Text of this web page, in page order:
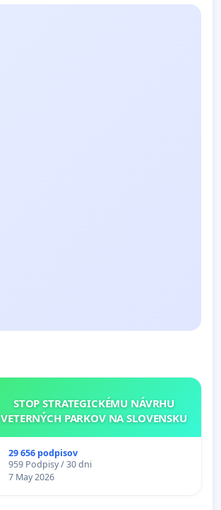
STOP STRATEGICKÉMU NÁVRHU
VETERNÝCH PARKOV NA SLOVENSKU
29 656 podpisov
959 Podpisy / 30 dni
7 May 2026